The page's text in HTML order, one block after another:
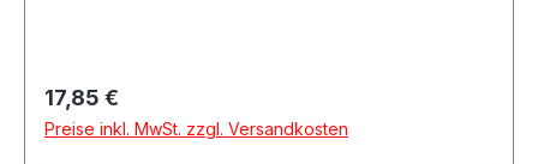
Material Einfach anzubringen Einfach zu
entfernen Für dauerhafte Temperaturen bis
Regulärer Preis:
17,85 €
Preise inkl. MwSt. zzgl. Versandkosten